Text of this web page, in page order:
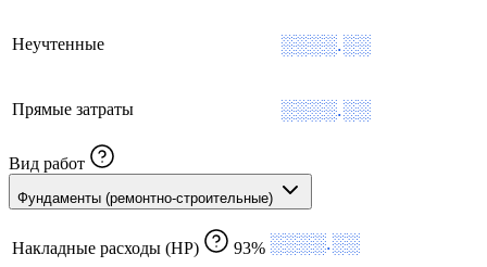
Неучтенные ░░░░.░░
Прямые затраты ░░░░.░░
Вид работ
Фундаменты (ремонтно-строительные)
Накладные расходы (НР) 93% ░░░░.░░